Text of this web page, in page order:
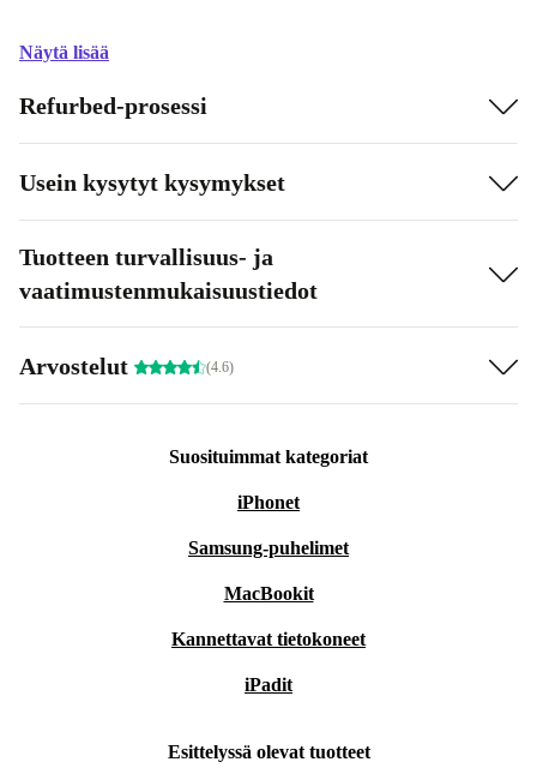
Näytä lisää
Refurbed-prosessi
Usein kysytyt kysymykset
Tuotteen turvallisuus- ja
vaatimustenmukaisuustiedot
Arvostelut (4.6)
Suosituimmat kategoriat
iPhonet
Samsung-puhelimet
MacBookit
Kannettavat tietokoneet
iPadit
Esittelyssä olevat tuotteet